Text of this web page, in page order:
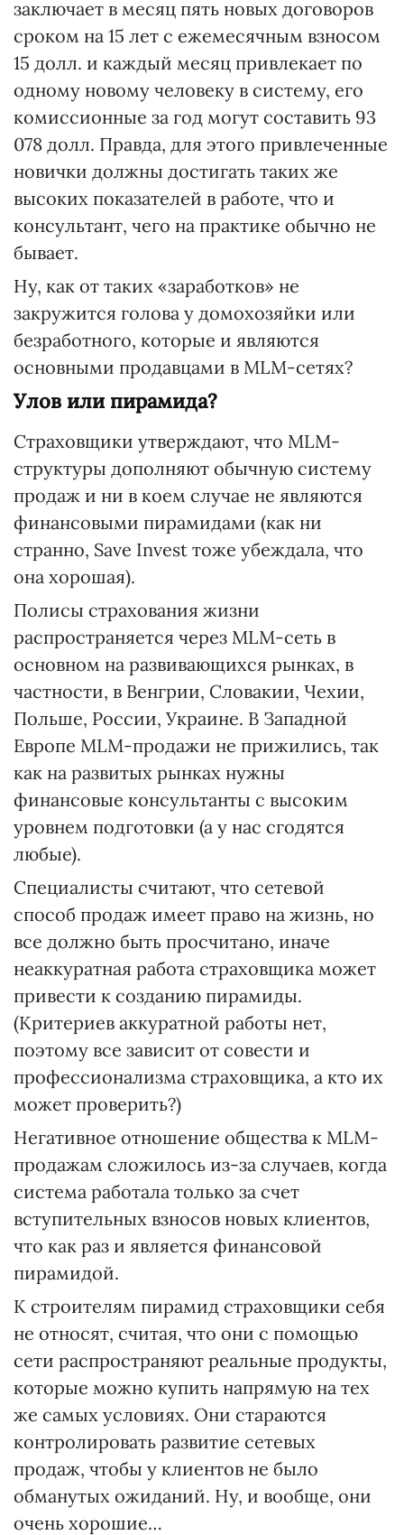
заключает в месяц пять новых договоров
сроком на 15 лет с ежемесячным взносом
15 долл. и каждый месяц привлекает по
одному новому человеку в систему, его
комиссионные за год могут составить 93
078 долл. Правда, для этого привлеченные
новички должны достигать таких же
высоких показателей в работе, что и
консультант, чего на практике обычно не
бывает.
Ну, как от таких «заработков» не
закружится голова у домохозяйки или
безработного, которые и являются
основными продавцами в MLM-сетях?
Улов или пирамида?
Страховщики утверждают, что MLM-
структуры дополняют обычную систему
продаж и ни в коем случае не являются
финансовыми пирамидами (как ни
странно, Save Invest тоже убеждала, что
она хорошая).
Полисы страхования жизни
распространяется через MLM-сеть в
основном на развивающихся рынках, в
частности, в Венгрии, Словакии, Чехии,
Польше, России, Украине. В Западной
Европе MLM-продажи не прижились, так
как на развитых рынках нужны
финансовые консультанты с высоким
уровнем подготовки (а у нас сгодятся
любые).
Специалисты считают, что сетевой
способ продаж имеет право на жизнь, но
все должно быть просчитано, иначе
неаккуратная работа страховщика может
привести к созданию пирамиды.
(Критериев аккуратной работы нет,
поэтому все зависит от совести и
профессионализма страховщика, а кто их
может проверить?)
Негативное отношение общества к МLM-
продажам сложилось из-за случаев, когда
система работала только за счет
вступительных взносов новых клиентов,
что как раз и является финансовой
пирамидой.
К строителям пирамид страховщики себя
не относят, считая, что они с помощью
сети распространяют реальные продукты,
которые можно купить напрямую на тех
же самых условиях. Они стараются
контролировать развитие сетевых
продаж, чтобы у клиентов не было
обманутых ожиданий. Ну, и вообще, они
очень хорошие…